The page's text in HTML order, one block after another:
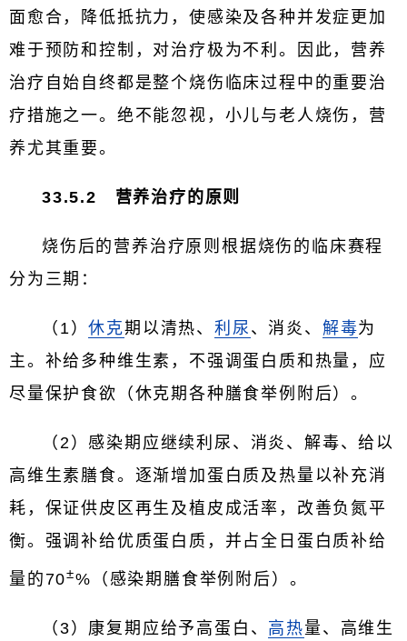
面愈合，降低抵抗力，使感染及各种并发症更加
难于预防和控制，对治疗极为不利。因此，营养
治疗自始自终都是整个烧伤临床过程中的重要治
疗措施之一。绝不能忽视，小儿与老人烧伤，营
养尤其重要。
33.5.2 营养治疗的原则
烧伤后的营养治疗原则根据烧伤的临床赛程
分为三期：
（1）休克期以清热、利尿 、消炎、 解毒为
主。补给多种维生素，不强调蛋白质和热量，应
尽量保护食欲（休克期各种膳食举例附后）。
（2）感染期应继续利尿、消炎、解毒、给以
高维生素膳食。逐渐增加蛋白质及热量以补充消
耗，保证供皮区再生及植皮成活率，改善负氮平
衡。强调补给优质蛋白质，并占全日蛋白质补给
量的70±%（感染期膳食举例附后）。
（3）康复期应给予高蛋白、 高热量、高维生